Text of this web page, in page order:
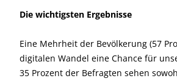
Die wichtigsten Ergebnisse
Eine Mehrheit der Bevölkerung (57
digitalen Wandel eine Chance für
35 Prozent der Befragten sehen